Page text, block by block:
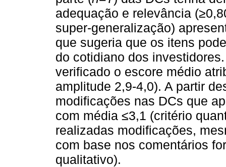
adequação e relevância
super-generalização)
que sugeria que os itens
do cotidiano dos
verificado o escore médio
amplitude 2,9-4,0). A partir
modificações nas DCs que
com média ≤3,1 (critério
realizadas modificações,
com base nos comentários
qualitativo).